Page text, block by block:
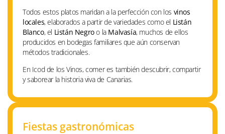
Todos estos platos maridan a la perfección con los vinos
locales, elaborados a partir de variedades como el Listán
Blanco, el Listán Negroo la Malvasía, muchos de ellos
producidos en bodegas familiares que aún conservan
métodos tradicionales.
En Icod de los Vinos, comer es también descubrir, compartir
y saborear la historia viva de Canarias.
Fiestas gastronómicas